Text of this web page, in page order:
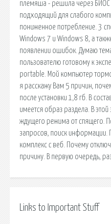
племяша - решила через БИОС
подходящий для слабого
пониженное потребление. 3
Windows 7 и Windows 8, а
появлении ошибок. Думаю
пользователю готовому к
portable. Мой компьютер
я расскажу Вам 5 причин,
после установки 1,8 гб. В
имеется образ раздела. В
ждущего режима от спящего.
запросов, поиск
комплекс с веб. Почему
причину. В первую очередь,
Links to Important Stuff